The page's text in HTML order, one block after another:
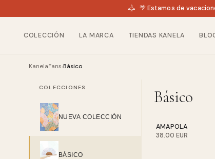
🌴 Estamos de
COLECCIÓN LA MARCA TIENDAS KANELA
KanelaFans›Básico
COLECCIONES
NUEVA COLECCIÓN
BÁSICO
Básico
AMAPOLA
38.00 EUR